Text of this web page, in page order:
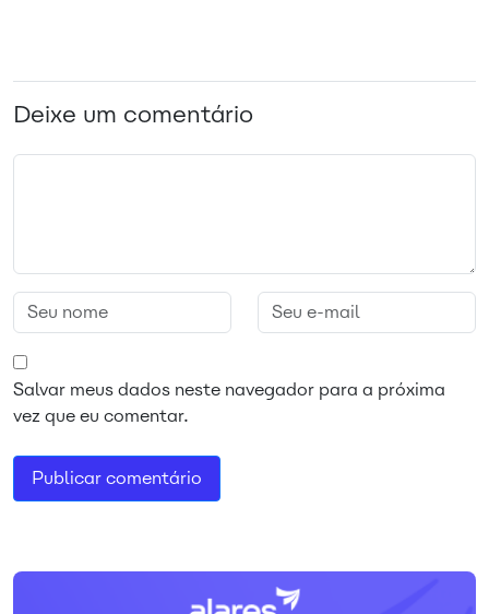
Deixe um comentário
Salvar meus dados neste navegador para a próxima
vez que eu comentar.